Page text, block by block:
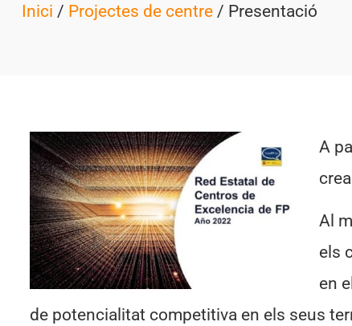
Inici / Projectes de centre/ Presentació
A
Al
els
en
de potencialitat competitiva en els seus